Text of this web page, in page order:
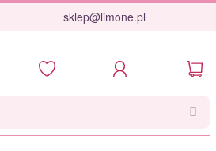
sklep@limone.pl